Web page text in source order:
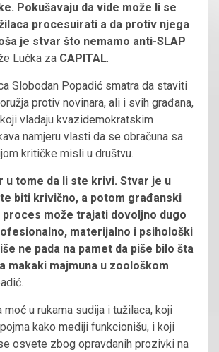
Pokušavaju da vide može li se
procesuirati a da protiv njega
je stvar što nemamo anti-SLAP
Lučka za CAPITAL.
Slobodan Popadić smatra da staviti
protiv novinara, ali i svih građana,
vladaju kvazidemokratskim
namjeru vlasti da se obračuna sa
kritičke misli u društvu.
u tome da li ste krivi. Stvar je u
biti krivično, a potom građanski
proces može trajati dovoljno dugo
materijalno i psihološki
ne pada na pamet da piše bilo šta
makaki majmuna u zoološkom
moć u rukama sudija i tužilaca, koji
kako mediji funkcionišu, i koji
osvete zbog opravdanih prozivki na